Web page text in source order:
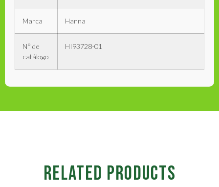
Marca Hanna
N° de
catálogo
HI93728-01
RELATED PRODUCTS